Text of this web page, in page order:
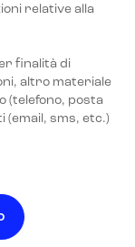
relative alla
finalità di
altro materiale
(telefono, posta
(email, sms, etc.)